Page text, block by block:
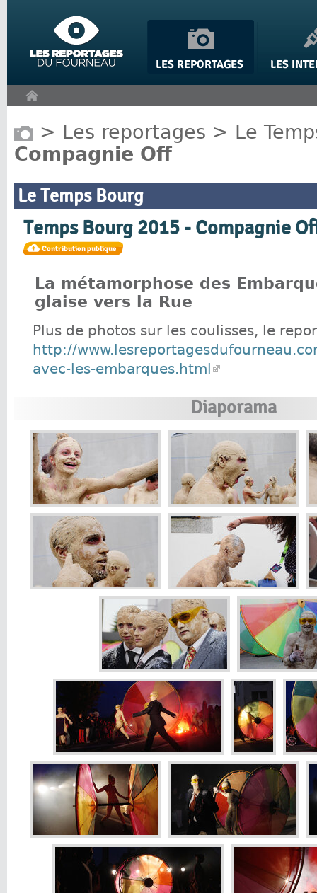
> Les reportages > Le
Compagnie Off
Le Temps Bourg
Temps Bourg 2015 - Compagnie
La métamorphose des
glaise vers la Rue
Plus de photos sur les coulisses, le
http://
avec-les-embarques.html
Diaporama